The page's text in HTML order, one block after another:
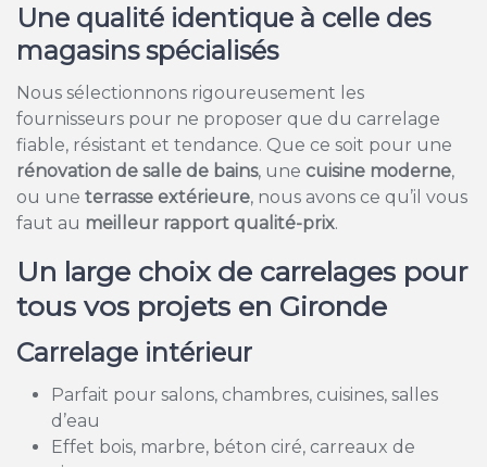
Une qualité identique à celle des
magasins spécialisés
Nous sélectionnons rigoureusement les
fournisseurs pour ne proposer que du carrelage
fiable, résistant et tendance. Que ce soit pour une
rénovation de salle de bains, une cuisine moderne,
ou une terrasse extérieure, nous avons ce qu’il vous
faut au meilleur rapport qualité-prix.
Un large choix de carrelages pour
tous vos projets en Gironde
Carrelage intérieur
Parfait pour salons, chambres, cuisines, salles
d’eau
Effet bois, marbre, béton ciré, carreaux de